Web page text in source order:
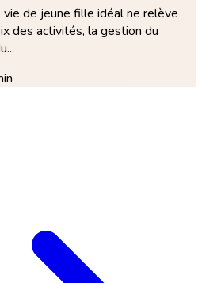
de jeune fille idéal ne relève
des activités, la gestion du